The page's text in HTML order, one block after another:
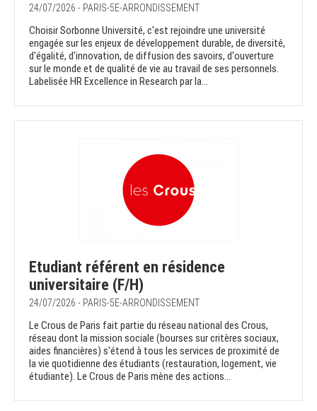
24/07/2026 - PARIS-5E-ARRONDISSEMENT
Choisir Sorbonne Université, c'est rejoindre une université
engagée sur les enjeux de développement durable, de diversité,
d'égalité, d'innovation, de diffusion des savoirs, d'ouverture
sur le monde et de qualité de vie au travail de ses personnels.
Labelisée HR Excellence in Research par la...
Etudiant référent en résidence
universitaire (F/H)
24/07/2026 - PARIS-5E-ARRONDISSEMENT
Le Crous de Paris fait partie du réseau national des Crous,
réseau dont la mission sociale (bourses sur critères sociaux,
aides financières) s'étend à tous les services de proximité de
la vie quotidienne des étudiants (restauration, logement, vie
étudiante). Le Crous de Paris mène des actions...